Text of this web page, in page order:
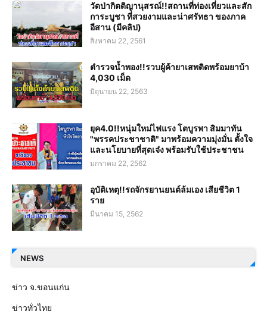
วัดป่ากิตติญานุสรณ์!!สถานที่ท่องเที่ยวและสัก
การะบูชา ที่สวยงามและน่าศรัทธา ของภาค
อีสาน (มีคลิป)
สิงหาคม 22, 2561
ตำรวจน้ำพอง!!รวบผู้ค้ายาเสพติดพร้อมยาบ้า
4,030 เม็ด
มิถุนายน 22, 2563
ยุค4.0!!หนุ่มใหม่ไฟแรง โตบูรพา สิมมาทัน
"พรรคประชาชาติ" มาพร้อมความมุ่งมั่น ตั้งใจ
และนโยบายที่สุดเจ๋ง พร้อมรับใช้ประชาชน
มกราคม 22, 2562
อุบัติเหตุ!!รถจักรยานยนต์ล้มเอง เสียชีวิต 1
ราย
มีนาคม 15, 2562
NEWS
ข่าว จ.ขอนแก่น
ข่าวทั่วไทย